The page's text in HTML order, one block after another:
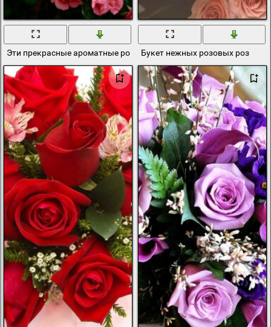
Эти прекрасные ароматные розовые розыБукет нежных розовых роз